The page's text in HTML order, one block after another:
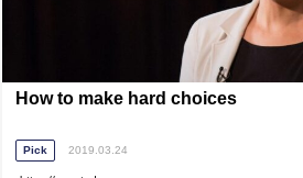
How to make hard choices
Pick 2019.03.24